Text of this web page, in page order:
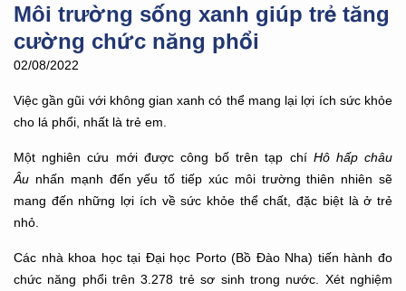
Môi trường sống xanh giúp trẻ tăng
cường chức năng phổi
02/08/2022
Việc gần gũi với không gian xanh có thể mang lại lợi ích sức khỏe
cho lá phổi, nhất là trẻ em.
Một nghiên cứu mới được công bố trên tạp chí Hô hấp châu
Âu nhấn mạnh đến yếu tố tiếp xúc môi trường thiên nhiên sẽ
mang đến những lợi ích về sức khỏe thể chất, đặc biệt là ở trẻ
nhỏ.
Các nhà khoa học tại Đại học Porto (Bồ Đào Nha) tiến hành đo
chức năng phổi trên 3.278 trẻ sơ sinh trong nước. Xét nghiệm